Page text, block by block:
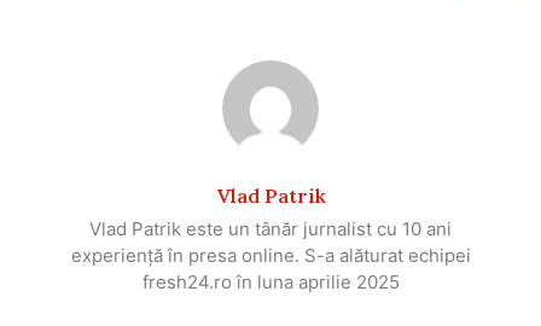
Vlad Patrik
Vlad Patrik este un tânăr jurnalist cu 10 ani
experiență în presa online. S-a alăturat echipei
fresh24.ro în luna aprilie 2025